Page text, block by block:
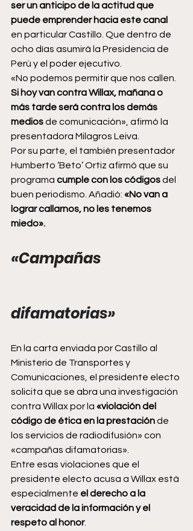
ser un anticipo de la actitud que
puede emprender hacia este canal
en particular Castillo. Que dentro de
ocho días asumirá la Presidencia de
Perú y el poder ejecutivo.
«No podemos permitir que nos callen.
Si hoy van contra Willax, mañana o
más tarde será contra los demás
medios de comunicación», afirmó la
presentadora Milagros Leiva.
Por su parte, el también presentador
Humberto ‘Beto’ Ortiz afirmó que su
programa cumple con los códigos del
buen periodismo. Añadió: «No van a
lograr callarnos, no les tenemos
miedo».
«Campañas
difamatorias»
En la carta enviada por Castillo al
Ministerio de Transportes y
Comunicaciones, el presidente electo
solicita que se abra una investigación
contra Willax por la «violación del
código de ética en la prestación de
los servicios de radiodifusión» con
«campañas difamatorias».
Entre esas violaciones que el
presidente electo acusa a Willax está
especialmente el derecho a la
veracidad de la información y el
respeto al honor.